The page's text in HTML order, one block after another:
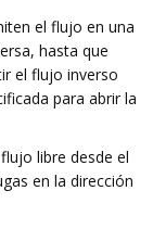
el flujo en una
hasta que
el flujo inverso
para abrir la
libre desde el
en la dirección